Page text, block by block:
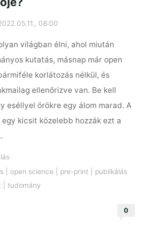
08:00
világban élni, ahol miután
kutatás, másnap már open
korlátozás nélkül, és
ellenőrizve van. Be kell
eséllyel örökre egy álom marad. A
kicsit közelebb hozzák ezt a
| open science pre-print| publikálás
|tudomány
0